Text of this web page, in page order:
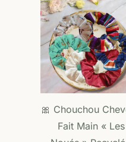
🎀 Chouchou
Fait Main « Les
de
prix :
7,90
à